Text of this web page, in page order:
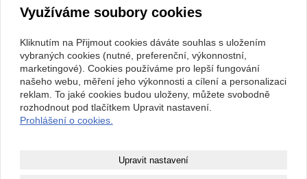
Stíněné řešení GigaSHIELD X10D STP bylo dříve součástí nyní
GigaSPEED X10D.
Kontakt
Petalit s.r.o.
Mikulova 2210/8 - 149 00 -
Praha 4
+420 728 376 623
Využíváme soubory cookies
Kliknutím na Přijmout cookies dáváte souhlas s uložením
vybraných cookies (nutné, preferenční, výkonnostní,
marketingové). Cookies používáme pro lepší fungování
našeho webu, měření jeho výkonnosti a cílení a personalizaci
reklam. To jaké cookies budou uloženy, můžete svobodně
rozhodnout pod tlačítkem Upravit nastavení.
Prohlášení o cookies.
Upravit nastavení